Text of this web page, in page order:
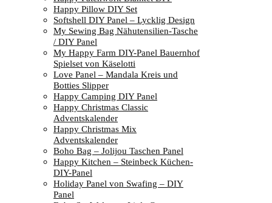
Happy Pillow DIY Set
Softshell DIY Panel – Lycklig Design
My Sewing Bag Nähutensilien-Tasche
/ DIY Panel
My Happy Farm DIY-Panel Bauernhof
Spielset von Käselotti
Love Panel – Mandala Kreis und
Botties Slipper
Happy Camping DIY Panel
Happy Christmas Classic
Adventskalender
Happy Christmas Mix
Adventskalender
Boho Bag – Jolijou Taschen Panel
Happy Kitchen – Steinbeck Küchen-
DIY-Panel
Holiday Panel von Swafing – DIY
Panel